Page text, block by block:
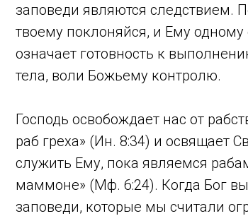
заповеди являются следствием.
твоему поклоняйся, и Ему
означает готовность к
тела, воли Божьему контролю.
Господь освобождает нас от
раб греха» (Ин. 8:34) и освящает
служить Ему, пока являемся
маммоне» (Мф. 6:24). Когда Бог
заповеди, которые мы считали